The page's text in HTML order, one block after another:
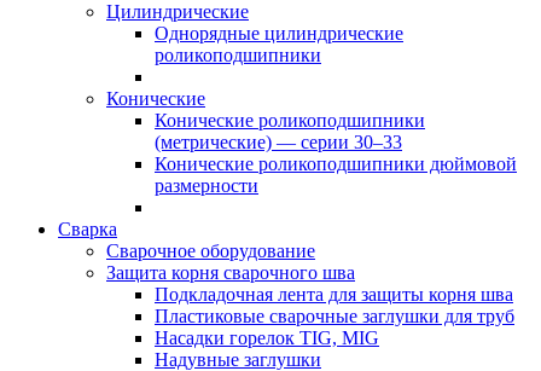
Цилиндрические
Однорядные цилиндрические
роликоподшипники
Конические
Конические роликоподшипники
(метрические) — серии 30–33
Конические роликоподшипники дюймовой
размерности
Сварка
Сварочное оборудование
Защита корня сварочного шва
Подкладочная лента для защиты корня шва
Пластиковые сварочные заглушки для труб
Насадки горелок TIG, MIG
Надувные заглушки